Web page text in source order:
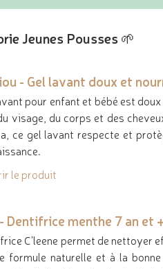
Jeunes Pousses 🌱
- Gel lavant doux et
pour enfant et bébé est
visage, du corps et des
ce gel lavant respecte et
le produit
Dentifrice menthe 7 an et +
C’leene permet de nettoyer
formule naturelle et à la